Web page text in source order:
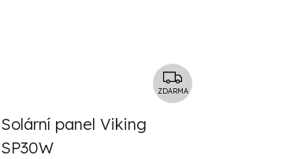
Z
D
ZDARMA
Solární panel Viking
SP30W